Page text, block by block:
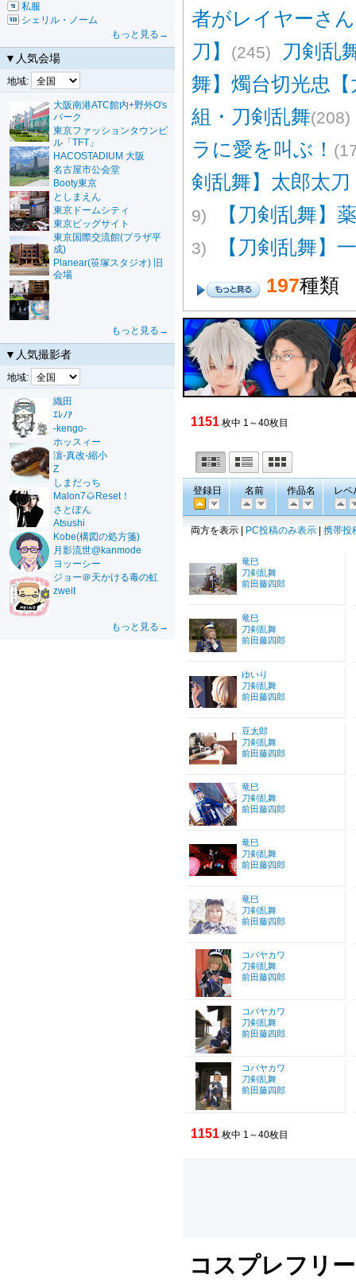
私服
シェリル・ノーム
もっと見る→
▼人気会場
地域:
大阪南港ATC館内+野外O's
パーク
東京ファッションタウンビ
ル「TFT」
HACOSTADIUM 大阪
名古屋市公会堂
Booty東京
としまえん
東京ドームシティ
東京ビッグサイト
東京国際交流館(プラザ平
成)
Planear(笹塚スタジオ) 旧
会場
もっと見る→
▼人気撮影者
地域:
織田
ｴﾚﾉｱ
-kengo-
ホッスィー
濵-真改-縮小
Z
しまだっち
Malon7🌰Reset！
さとぽん
Atsushi
Kobe(構図の処方箋)
月影流世@kanmode
ヨッーシー
ジョー＠天かける毒の虹
zweit
もっと見る→
者がレイヤーさ
刀】
(245)
刀剣乱
舞】燭台切光忠【
組・刀剣乱舞(208)
ラに愛を叫ぶ！
剣乱舞】太郎太
9) 【刀剣乱舞】
3)
【刀剣乱舞】
197種類
1151 枚中 1～40枚目
登録日 名前 作品名 レベ
両方を表示 | PC投稿のみ表示 携帯投
竜巳
刀剣乱舞
前田藤四郎
竜巳
刀剣乱舞
前田藤四郎
ゆいり
刀剣乱舞
前田藤四郎
豆太郎
刀剣乱舞
前田藤四郎
竜巳
刀剣乱舞
前田藤四郎
竜巳
刀剣乱舞
前田藤四郎
竜巳
刀剣乱舞
前田藤四郎
コバヤカワ
刀剣乱舞
前田藤四郎
コバヤカワ
刀剣乱舞
前田藤四郎
コバヤカワ
刀剣乱舞
前田藤四郎
1151 枚中 1～40枚目
コスプレフリ